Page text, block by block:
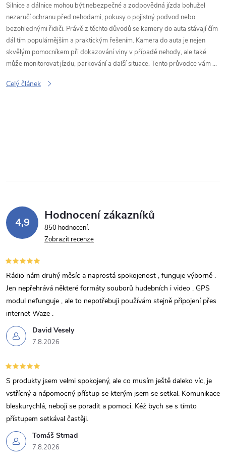
Silnice a dálnice mohou být nebezpečné a zodpovědná jízda bohužel
nezaručí ochranu před nehodami, pokusy o pojistný podvod nebo
bezohlednými řidiči. Právě z těchto důvodů se kamery do auta stávají čím
dál tím populárnějším a praktickým řešením. Kamera do auta je nejen
skvělým pomocníkem při dokazování viny v případě nehody, ale také
může monitorovat jízdu, parkování a další situace. Tento průvodce vám ...
Celý článek
l
d
a
c
í
p
r
v
k
y
v
ý
p
4,9 Hodnocení zákazníků
850 hodnocení
Zobrazit recenze
David Vesely
7.8.2026
Rádio nám druhý měsíc a naprostá spokojenost , funguje výborně .
Jen nepřehrává některé formáty souborů hudebních i video . GPS
modul nefunguje , ale to nepotřebuji používám stejně připojení přes
internet Waze .
Tomáš Strnad
7.8.2026
S produkty jsem velmi spokojený, ale co musím ještě daleko víc, je
vstřícný a nápomocný přístup se kterým jsem se setkal. Komunikace
bleskurychlá, nebojí se poradit a pomoci. Kéž bych se s tímto
přístupem setkával častěji.